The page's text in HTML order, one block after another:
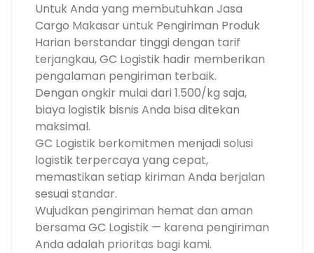
Untuk Anda yang membutuhkan Jasa
Cargo Makasar untuk Pengiriman Produk
Harian berstandar tinggi dengan tarif
terjangkau, GC Logistik hadir memberikan
pengalaman pengiriman terbaik.
Dengan ongkir mulai dari 1.500/kg saja,
biaya logistik bisnis Anda bisa ditekan
maksimal.
GC Logistik berkomitmen menjadi solusi
logistik terpercaya yang cepat,
memastikan setiap kiriman Anda berjalan
sesuai standar.
Wujudkan pengiriman hemat dan aman
bersama GC Logistik — karena pengiriman
Anda adalah prioritas bagi kami.